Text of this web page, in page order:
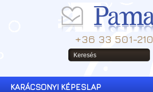
+36 33 501-210
KARÁCSONYI KÉPESLAP